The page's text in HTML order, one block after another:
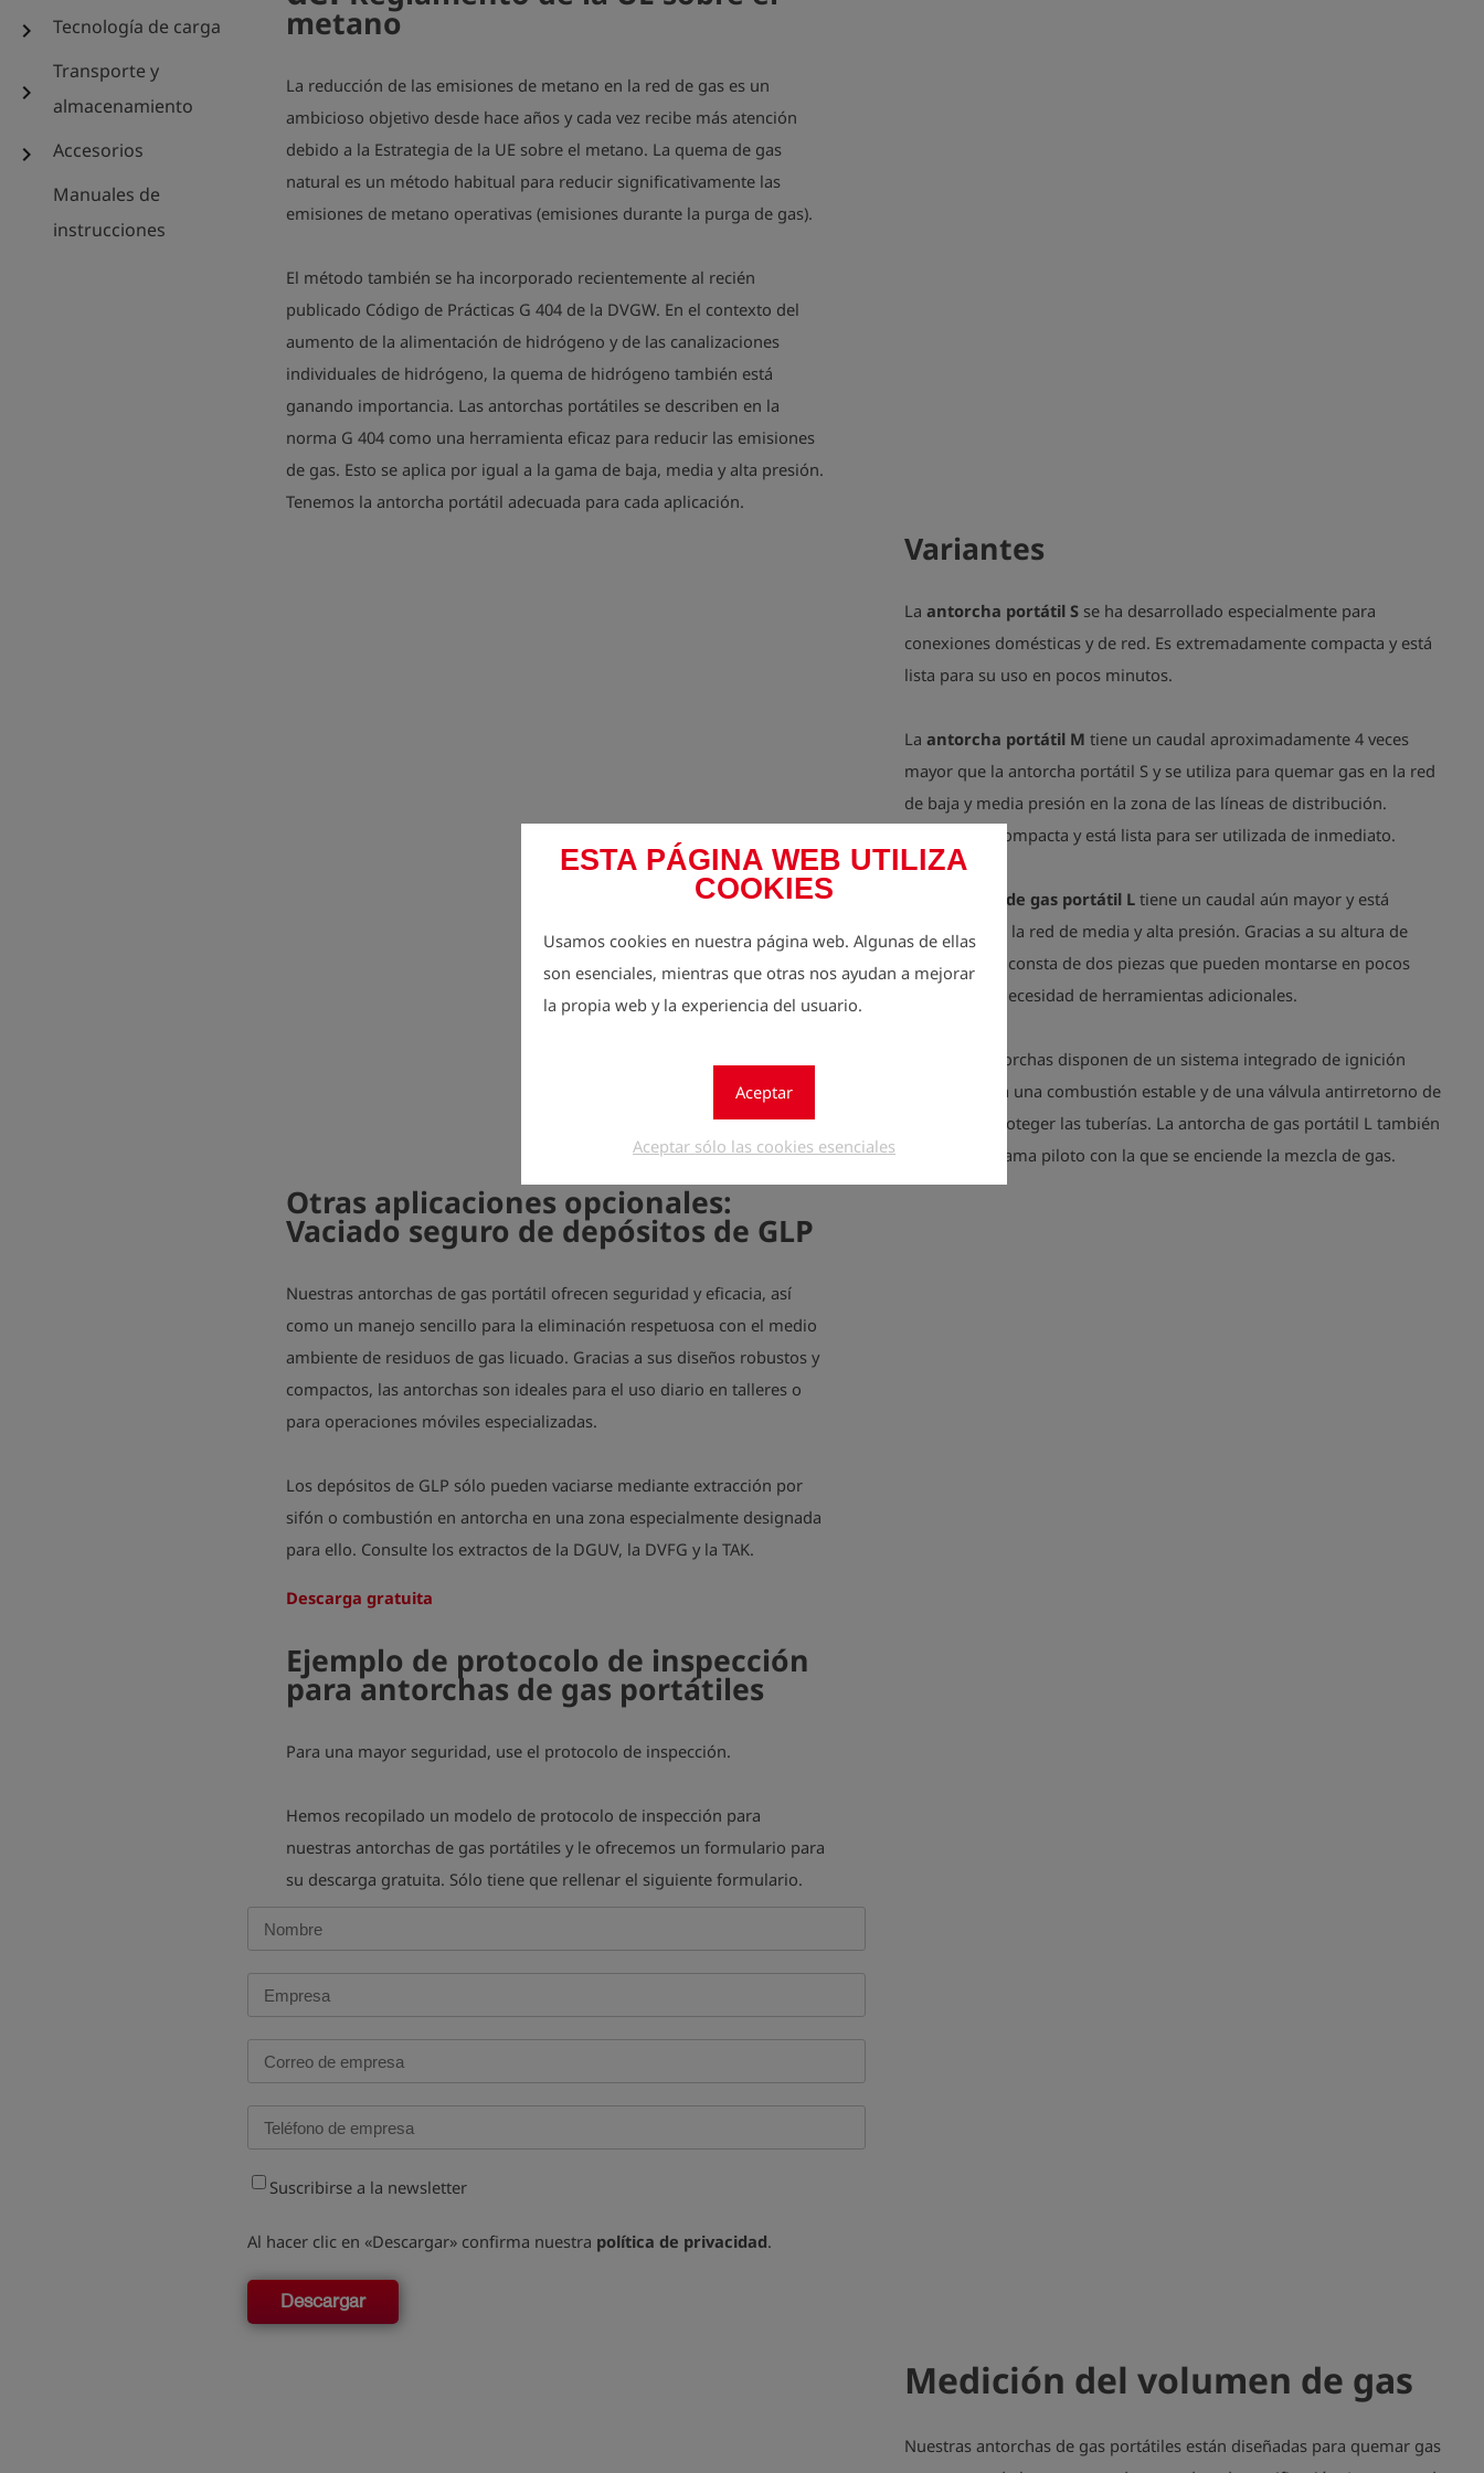
ESTA PÁGINA WEB UTILIZA
COOKIES
Usamos cookies en nuestra página web. Algunas de ellas
son esenciales, mientras que otras nos ayudan a mejorar
la propia web y la experiencia del usuario.
Aceptar
Aceptar sólo las cookies esenciales
chevron_right Tecnología de carga
chevron_right
Transporte y
almacenamiento
chevron_right
Accesorios
Manuales de
instrucciones
metano
La reducción de las emisiones de metano en la red de gas es un
ambicioso objetivo desde hace años y cada vez recibe más atención
debido a la Estrategia de la UE sobre el metano. La quema de gas
natural es un método habitual para reducir significativamente las
emisiones de metano operativas (emisiones durante la purga de gas).
El método también se ha incorporado recientemente al recién
publicado Código de Prácticas G 404 de la DVGW. En el contexto del
aumento de la alimentación de hidrógeno y de las canalizaciones
individuales de hidrógeno, la quema de hidrógeno también está
ganando importancia. Las antorchas portátiles se describen en la
norma G 404 como una herramienta eficaz para reducir las emisiones
de gas. Esto se aplica por igual a la gama de baja, media y alta presión.
Tenemos la antorcha portátil adecuada para cada aplicación.
Variantes
La antorcha portátil S se ha desarrollado especialmente para
conexiones domésticas y de red. Es extremadamente compacta y está
lista para su uso en pocos minutos.
La antorcha portátil M tiene un caudal aproximadamente 4 veces
mayor que la antorcha portátil S y se utiliza para quemar gas en la red
de baja y media presión en la zona de las líneas de distribución.
Además, es compacta y está lista para ser utilizada de inmediato.
antorcha de gas portátil L tiene un caudal aún mayor y está
pensada para la red de media y alta presión. Gracias a su altura de
aprox. 2,5 m, consta de dos piezas que pueden montarse en pocos
minutos sin necesidad de herramientas adicionales.
Todas las antorchas disponen de un sistema integrado de ignición
continua para una combustión estable y de una válvula antirretorno de
llama para proteger las tuberías. La antorcha de gas portátil L también
incluye una llama piloto con la que se enciende la mezcla de gas.
Otras aplicaciones opcionales:
Vaciado seguro de depósitos de GLP
Nuestras antorchas de gas portátil ofrecen seguridad y eficacia, así
como un manejo sencillo para la eliminación respetuosa con el medio
ambiente de residuos de gas licuado. Gracias a sus diseños robustos y
compactos, las antorchas son ideales para el uso diario en talleres o
para operaciones móviles especializadas.
Los depósitos de GLP sólo pueden vaciarse mediante extracción por
sifón o combustión en antorcha en una zona especialmente designada
para ello. Consulte los extractos de la DGUV, la DVFG y la TAK.
Descarga gratuita
Ejemplo de protocolo de inspección
para antorchas de gas portátiles
Para una mayor seguridad, use el protocolo de inspección.
Hemos recopilado un modelo de protocolo de inspección para
nuestras antorchas de gas portátiles y le ofrecemos un formulario para
su descarga gratuita. Sólo tiene que rellenar el siguiente formulario.
Suscribirse a la newsletter
Al hacer clic en «Descargar» confirma nuestra política de privacidad.
Descargar
Medición del volumen de gas
Nuestras antorchas de gas portátiles están diseñadas para quemar gas